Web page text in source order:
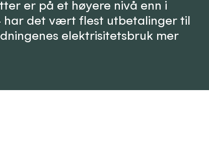
er på et høyere nivå enn i
har det vært flest utbetalinger til
elektrisitetsbruk mer